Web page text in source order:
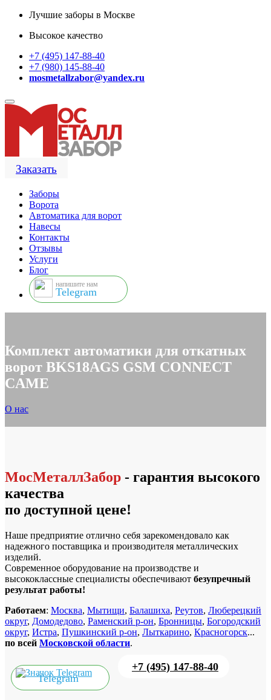
Лучшие заборы в Москве
Высокое качество
+7 (495) 147-88-40
+7 (980) 145-88-40
mosmetallzabor@yandex.ru
Заказать
Заборы
Ворота
Автоматика для ворот
Навесы
Контакты
Отзывы
Услуги
Блог
напишите нам
Telegram
Комплект автоматики для откатных
ворот BKS18AGS GSM CONNECT
CAME
О нас
МосМеталлЗабор - гарантия высокого
качества
по доступной цене!
Наше предприятие отлично себя зарекомендовало как
надежного поставщика и производителя металлических
изделий.
Современное оборудование на производстве и
высококлассные специалисты обеспечивают безупречный
результат работы!
Работаем: Москва, Мытищи, Балашиха, Реутов, Люберецкий
округ, Домодедово, Раменский р-он, Бронницы, Богородский
округ, Истра, Пушкинский р-он, Лыткарино, Красногорск...
по всей Московской области.
Telegram
+7 (495) 147-88-40